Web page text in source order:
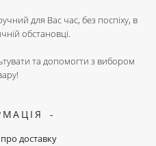
для Вас час, без поспіху, в
обстановці.
та допомогти з вибором
доставку